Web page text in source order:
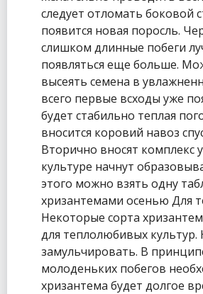
следует отломать боковой
появится новая поросль.
слишком длинные побеги
появляться еще больше.
высеять семена в
всего первые всходы уже
будет стабильно теплая
вносится коровий навоз
Вторично вносят комплекс
культуре начнут
этого можно взять одну
хризантемами осенью Для
Некоторые сорта
для теплолюбивых
замульчировать. В
молоденьких побегов
хризантема будет долгое